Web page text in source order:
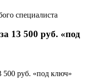
13 500 руб. «под